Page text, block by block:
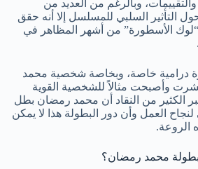
وبالرغم من العديد من
حول التأثير السلبي للمسلسل إلا أنه حقق
“لوك الأسطورة” من أشهر المظاهر في
درامية خاصة، وبخاصة شخصية محمد
وأصبحت مثالاً للشخصية القوية
الكثير من النقاد أن محمد رمضان بطل
العمل وأن دور البطولة هذا لا يمكن
الروعة.
محمد رمضان؟